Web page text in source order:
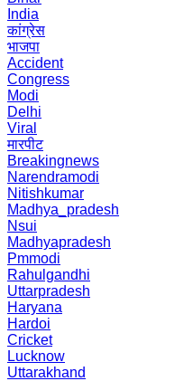
India
कांग्रेस
भाजपा
Accident
Congress
Modi
Delhi
Viral
मारपीट
Breakingnews
Narendramodi
Nitishkumar
Madhya_pradesh
Nsui
Madhyapradesh
Pmmodi
Rahulgandhi
Uttarpradesh
Haryana
Hardoi
Cricket
Lucknow
Uttarakhand